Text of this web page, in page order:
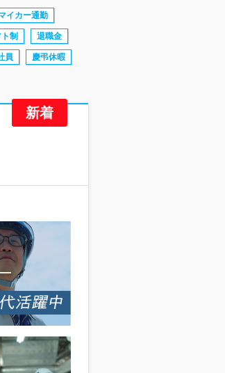
イカー通勤
制 退職金
員 慶弔休暇